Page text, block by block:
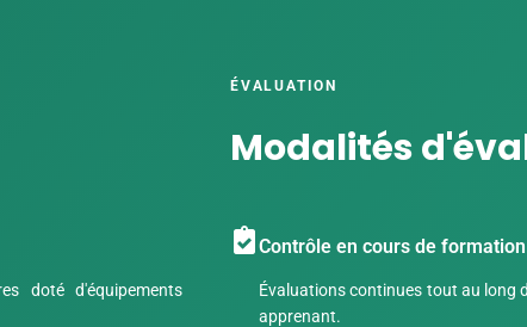
doté d'équipements
ÉVALUATION
Modalités
Contrôle en cours de formation
Évaluations continues tout au long
apprenant.